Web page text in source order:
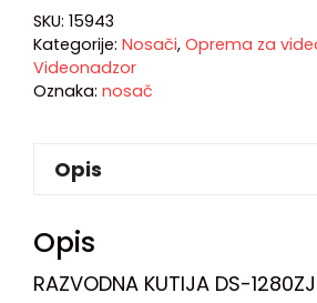
SKU: 15943
Kategorije: Nosači, Oprema za
Videonadzor
Oznaka: nosač
Opis
Opis
RAZVODNA KUTIJA DS-